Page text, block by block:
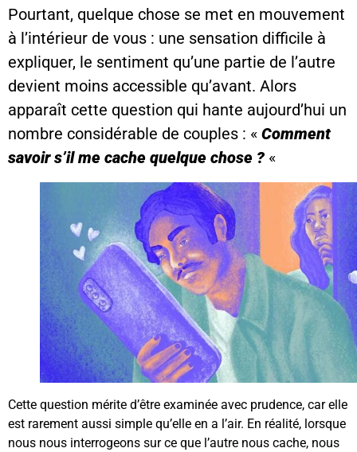
Pourtant, quelque chose se met en mouvement
à l’intérieur de vous : une sensation difficile à
expliquer, le sentiment qu’une partie de l’autre
devient moins accessible qu’avant. Alors
apparaît cette question qui hante aujourd’hui un
nombre considérable de couples : « Comment
savoir s’il me cache quelque chose ? «
Cette question mérite d’être examinée avec prudence, car elle
est rarement aussi simple qu’elle en a l’air. En réalité, lorsque
nous nous interrogeons sur ce que l’autre nous cache, nous